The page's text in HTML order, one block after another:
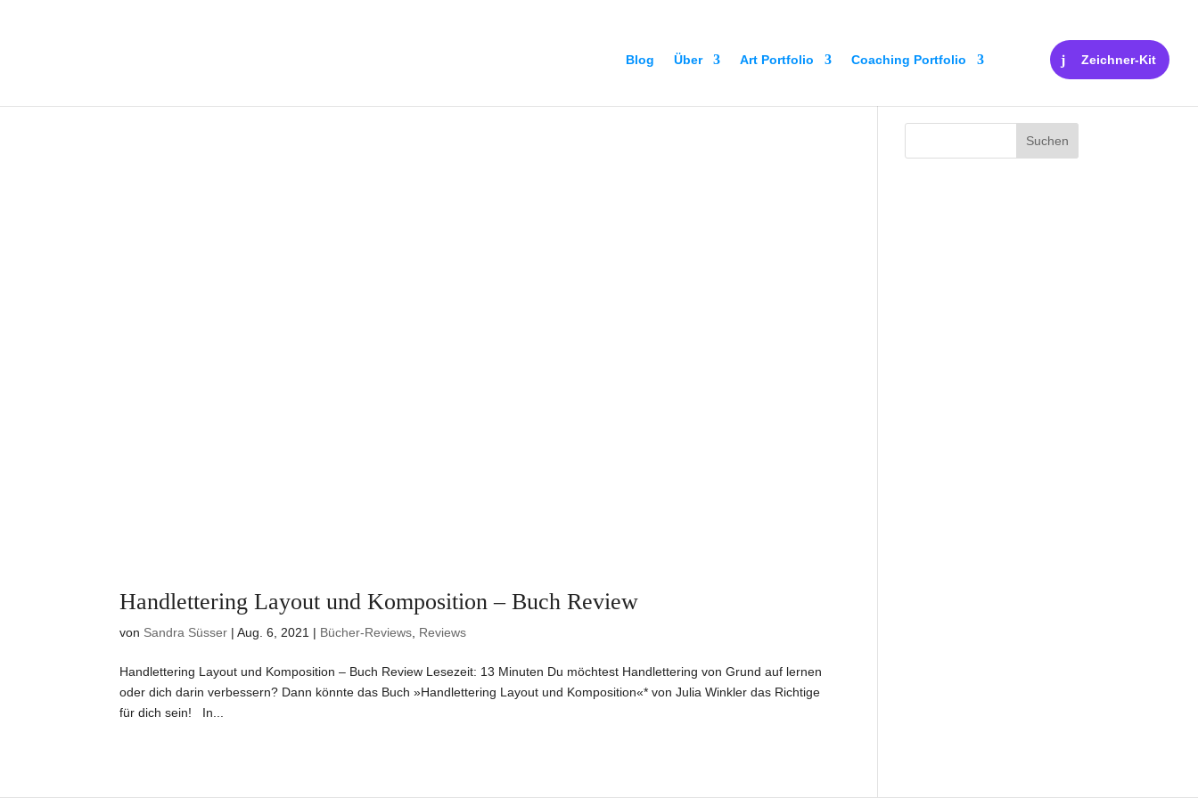
Blog Über Art Portfolio Coaching Portfolio Zeichner-Kit
Handlettering Layout und Komposition – Buch Review
von Sandra Süsser |Aug. 6, 2021 | Bücher-Reviews Reviews
Handlettering Layout und Komposition – Buch Review Lesezeit: 13 Minuten Du möchtest Handlettering von Grund auf lernen
oder dich darin verbessern? Dann könnte das Buch »Handlettering Layout und Komposition«* von Julia Winkler das Richtige
für dich sein! In...